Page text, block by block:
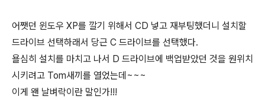
어쨋던 윈도우 XP를 깔기 위해서 CD 넣고 재부팅했더니 설치할
드라이브 선택하래서 당근 C 드라이브를 선택했다.
욜심히 설치를 마치고 나서 D 드라이브에 백업받았던 것을 원위치
시키려고 Tom새끼를 열었는데~~~
이게 왠 날벼락이란 말인가!!!